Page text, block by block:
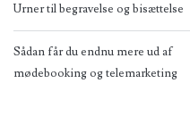
Urner til begravelse og bisættelse
Sådan får du endnu mere ud af
mødebooking og telemarketing